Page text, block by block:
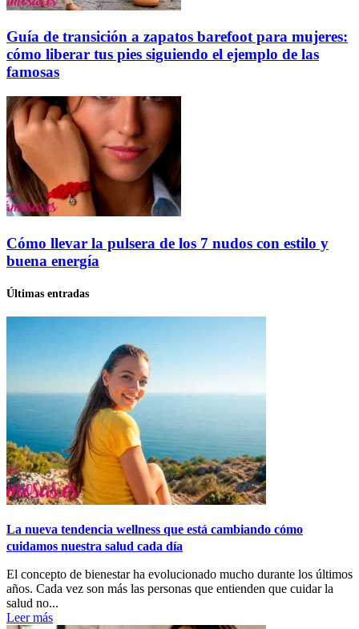
Guía de transición a zapatos barefoot para mujeres:
cómo liberar tus pies siguiendo el ejemplo de las
famosas
Cómo llevar la pulsera de los 7 nudos con estilo y
buena energía
Últimas entradas
La nueva tendencia wellness que está cambiando cómo
cuidamos nuestra salud cada día
El concepto de bienestar ha evolucionado mucho durante los últimos
años. Cada vez son más las personas que entienden que cuidar la
salud no...
Leer más